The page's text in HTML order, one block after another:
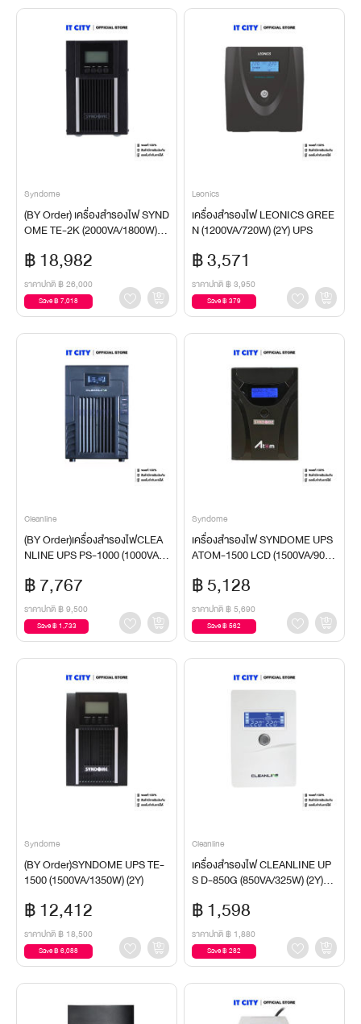
Syndome
(BY Order) เครื่องสำรองไฟ SYND
OME TE-2K (2000VA/1800W) U
฿ 18,982
ราคาปกติ ฿ 26,000
Save ฿ 7,018
Leonics
เครื่องสำรองไฟ LEONICS GREE
N (1200VA/720W) (2Y) UPS
฿ 3,571
ราคาปกติ ฿ 3,950
Save ฿ 379
Cleanline
(BY Order)เครื่องสำรองไฟCLEA
NLINE UPS PS-1000 (1000VA/7
฿ 7,767
ราคาปกติ ฿ 9,500
Save ฿ 1,733
Syndome
เครื่องสำรองไฟ SYNDOME UPS
ATOM-1500 LCD (1500VA/900
฿ 5,128
ราคาปกติ ฿ 5,690
Save ฿ 562
Syndome
(BY Order)SYNDOME UPS TE-
1500 (1500VA/1350W) (2Y)
฿ 12,412
ราคาปกติ ฿ 18,500
Save ฿ 6,088
Cleanline
เครื่องสำรองไฟ CLEANLINE UP
S D-850G (850VA/325W) (2Y)UP
฿ 1,598
ราคาปกติ ฿ 1,880
Save ฿ 282